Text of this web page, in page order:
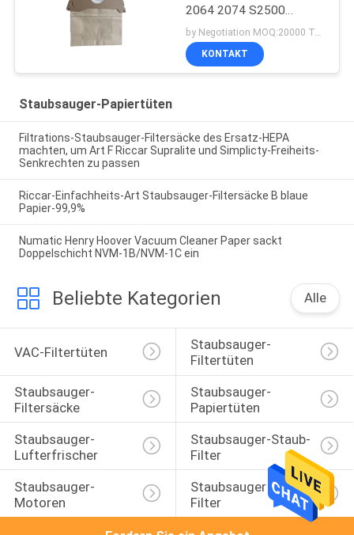
2064 2074 S2500
WD2200 2210 2240
Staubsauger-Papiertüten
KONTAKT
Staubsauger-Papiertüten
Filtrations-Staubsauger-Filtersäcke des Ersatz-HEPA
machten, um Art F Riccar Supralite und Simplicty-Freiheits-
Senkrechten zu passen
Riccar-Einfachheits-Art Staubsauger-Filtersäcke B blaue
Papier-99,9%
Numatic Henry Hoover Vacuum Cleaner Paper sackt
Doppelschicht NVM-1B/NVM-1C ein
Beliebte Kategorien Alle
VAC-Filtertüten
Staubsauger-
Filtertüten
Staubsauger-
Filtersäcke
Staubsauger-
Papiertüten
Staubsauger-
Lufterfrischer
Staubsauger-Staub-
Filter
Staubsauger-
Motoren
Staubsauger Hepa-
Filter